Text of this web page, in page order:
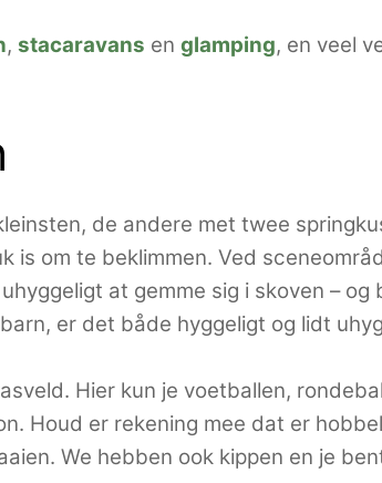
, stacaravans en glamping, en veel
de andere met twee
is om te beklimmen. Ved
at gemme sig i skoven – og
er det både hyggeligt og lidt
Hier kun je voetballen,
Houd er rekening mee dat er
We hebben ook kippen en je